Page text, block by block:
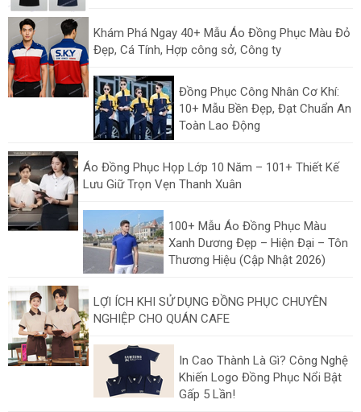
Khám Phá Ngay 40+ Mẫu Áo Đồng Phục Màu Đỏ
Đẹp, Cá Tính, Hợp công sở, Công ty
Đồng Phục Công Nhân Cơ Khí:
10+ Mẫu Bền Đẹp, Đạt Chuẩn An
Toàn Lao Động
Áo Đồng Phục Họp Lớp 10 Năm – 101+ Thiết Kế
Lưu Giữ Trọn Vẹn Thanh Xuân
100+ Mẫu Áo Đồng Phục Màu
Xanh Dương Đẹp – Hiện Đại – Tôn
Thương Hiệu (Cập Nhật 2026)
LỢI ÍCH KHI SỬ DỤNG ĐỒNG PHỤC CHUYÊN
NGHIỆP CHO QUÁN CAFE
In Cao Thành Là Gì? Công Nghệ
Khiến Logo Đồng Phục Nổi Bật
Gấp 5 Lần!